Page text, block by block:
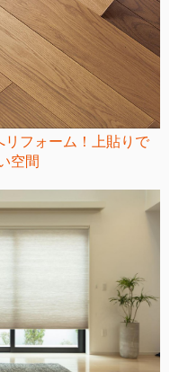
リフォーム！上貼りで
空間